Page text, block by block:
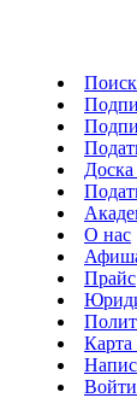
Поиск
О нас
Прайс
Карта
Войти